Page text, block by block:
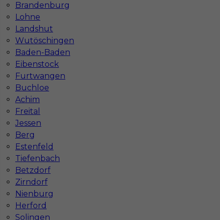
Brandenburg
Lohne
Landshut
Wutöschingen
Baden-Baden
Eibenstock
Furtwangen
Buchloe
Achim
Freital
Jessen
Berg
Estenfeld
Tiefenbach
Betzdorf
Zirndorf
Nienburg
Herford
Solingen
Mapa ofert pracy
Mapa kategorii
Informacje w sprawie pracy
Telefon:793-577-977
Dane firmy
In-Serv Team Sp. z o.o.